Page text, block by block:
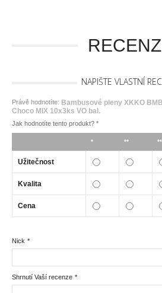
NAPIŠTE VLASTNÍ
Právě hodnotíte: Bambusové pleny XKKO
Choco MIX 10x3ks VO bal.
Jak hodnotíte tento produkt? *
* **
Užitečnost
Kvalita
Cena
*
Nick
*
Shrnutí Vaší recenze